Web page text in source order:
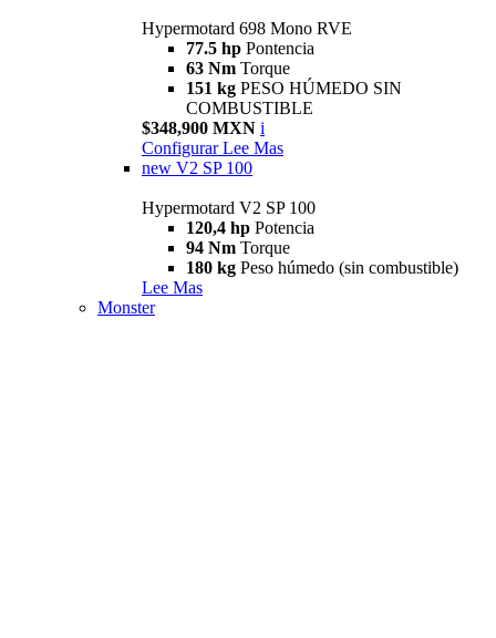
Hypermotard 698 Mono RVE
77.5 hp Pontencia
63 Nm Torque
151 kg PESO HÚMEDO SIN
COMBUSTIBLE
$348,900 MXN i
Configurar Lee Mas
new V2 SP 100
Hypermotard V2 SP 100
120,4 hp Potencia
94 Nm Torque
180 kg Peso húmedo (sin combustible)
Lee Mas
Monster